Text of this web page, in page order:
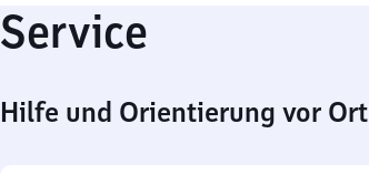
Service
Hilfe und Orientierung vor Ort